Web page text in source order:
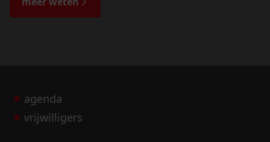
agenda
vrijwilligers